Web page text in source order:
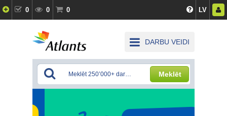
0 0 0 LV
DARBU VEIDI
Meklēt